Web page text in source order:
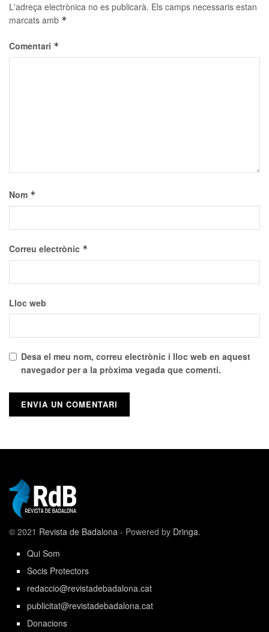
L'adreça electrònica no es publicarà. Els camps necessaris estan
marcats amb *
Comentari *
Nom *
Correu electrònic *
Lloc web
Desa el meu nom, correu electrònic i lloc web en aquest
navegador per a la pròxima vegada que comenti.
© 2021 Revista de Badalona - Powered by Dringa.
Qui Som
Socis Protectors
redaccio@revistadebadalona.cat
publicitat@revistadebadalona.cat
Donacions